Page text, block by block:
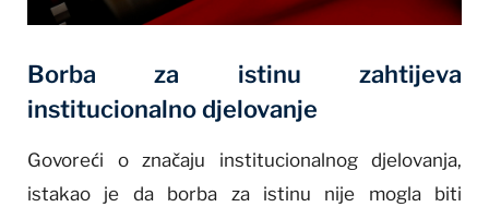
Borba za istinu zahtijeva
institucionalno djelovanje
Govoreći o značaju institucionalnog djelovanja,
istakao je da borba za istinu nije mogla biti